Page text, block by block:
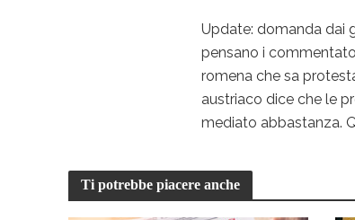
Update: domanda dai
pensano i
romena che sa
austriaco dice che le
mediato abbastanza.
Ti potrebbe piacere anche